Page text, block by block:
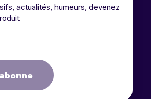
actualités, humeurs, devenez